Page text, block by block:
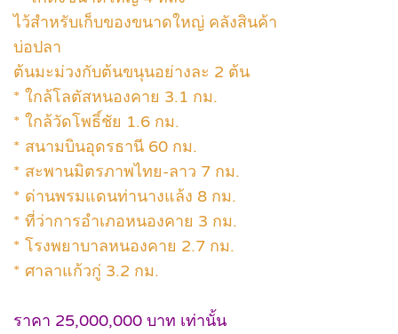
ไว้สำหรับเก็บของขนาดใหญ่ คลังสินค้า
บ่อปลา
ต้นมะม่วงกับต้นขนุนอย่างละ 2 ต้น
* ใกล้โลตัสหนองคาย 3.1 กม.
* ใกล้วัดโพธิ์ชัย 1.6 กม.
* สนามบินอุดรธานี 60 กม.
* สะพานมิตรภาพไทย-ลาว 7 กม.
* ด่านพรมแดนท่านางแล้ง 8 กม.
* ที่ว่าการอำเภอหนองคาย 3 กม.
* โรงพยาบาลหนองคาย 2.7 กม.
* ศาลาแก้วกู่ 3.2 กม.
ราคา 25,000,000 บาท เท่านั้น